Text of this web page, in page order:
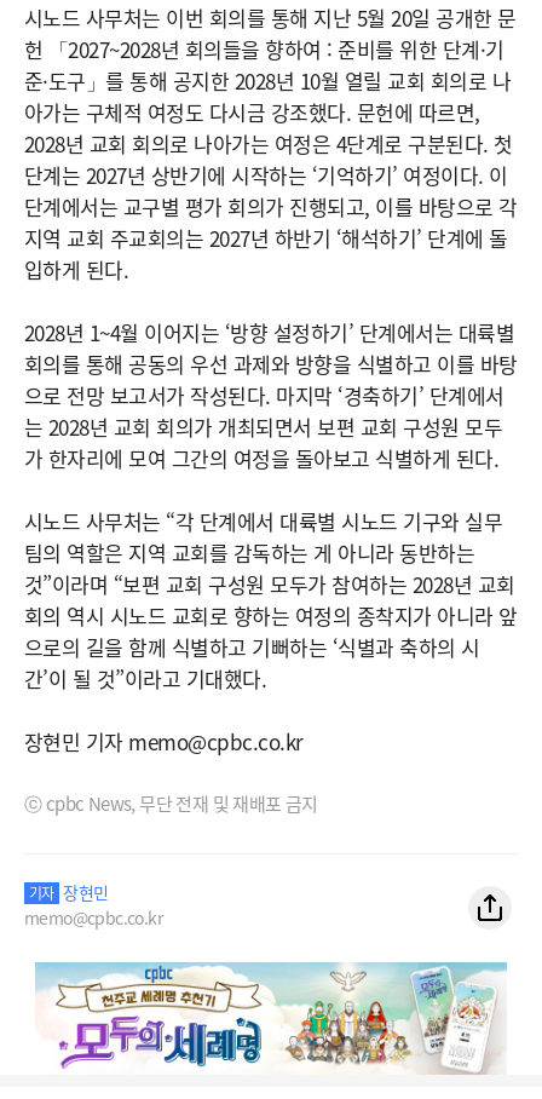
시노드 사무처는 이번 회의를 통해 지난 5월 20일 공개한 문
헌 「2027~2028년 회의들을 향하여 : 준비를 위한 단계·기
준·도구」를 통해 공지한 2028년 10월 열릴 교회 회의로 나
아가는 구체적 여정도 다시금 강조했다. 문헌에 따르면,
2028년 교회 회의로 나아가는 여정은 4단계로 구분된다. 첫
단계는 2027년 상반기에 시작하는 ‘기억하기’ 여정이다. 이
단계에서는 교구별 평가 회의가 진행되고, 이를 바탕으로 각
지역 교회 주교회의는 2027년 하반기 ‘해석하기’ 단계에 돌
입하게 된다.
2028년 1~4월 이어지는 ‘방향 설정하기’ 단계에서는 대륙별
회의를 통해 공동의 우선 과제와 방향을 식별하고 이를 바탕
으로 전망 보고서가 작성된다. 마지막 ‘경축하기’ 단계에서
는 2028년 교회 회의가 개최되면서 보편 교회 구성원 모두
가 한자리에 모여 그간의 여정을 돌아보고 식별하게 된다.
시노드 사무처는 “각 단계에서 대륙별 시노드 기구와 실무
팀의 역할은 지역 교회를 감독하는 게 아니라 동반하는
것”이라며 “보편 교회 구성원 모두가 참여하는 2028년 교회
회의 역시 시노드 교회로 향하는 여정의 종착지가 아니라 앞
으로의 길을 함께 식별하고 기뻐하는 ‘식별과 축하의 시
간’이 될 것”이라고 기대했다.
장현민 기자 memo@cpbc.co.kr
ⓒ cpbc News, 무단 전재 및 재배포 금지
기자 장현민
memo@cpbc.co.kr